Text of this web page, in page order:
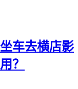
车去横店影
？